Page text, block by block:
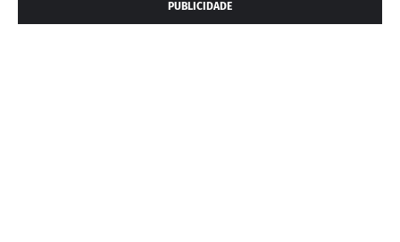
PUBLICIDADE